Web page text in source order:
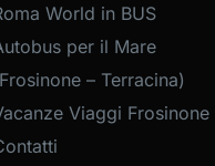
World in BUS
per il Mare
– Terracina)
Viaggi Frosinone